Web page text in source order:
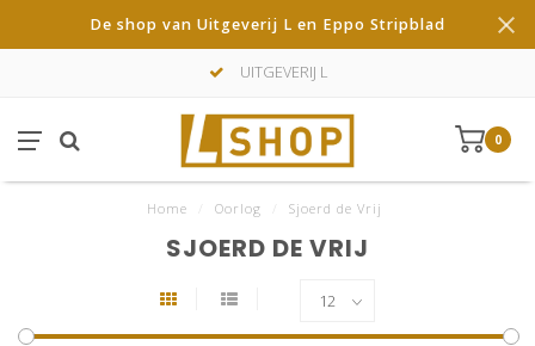
De shop van Uitgeverij L en Eppo Stripblad
UITGEVERIJ L
0
Home Oorlog Sjoerd de Vrij
SJOERD DE VRIJ